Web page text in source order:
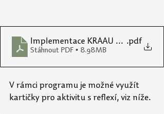
Implementace KRAAU workshopy
.pdf
Stáhnout PDF • 8.98MB
V rámci programu je možné využít
kartičky pro aktivitu s reflexí, viz níže.